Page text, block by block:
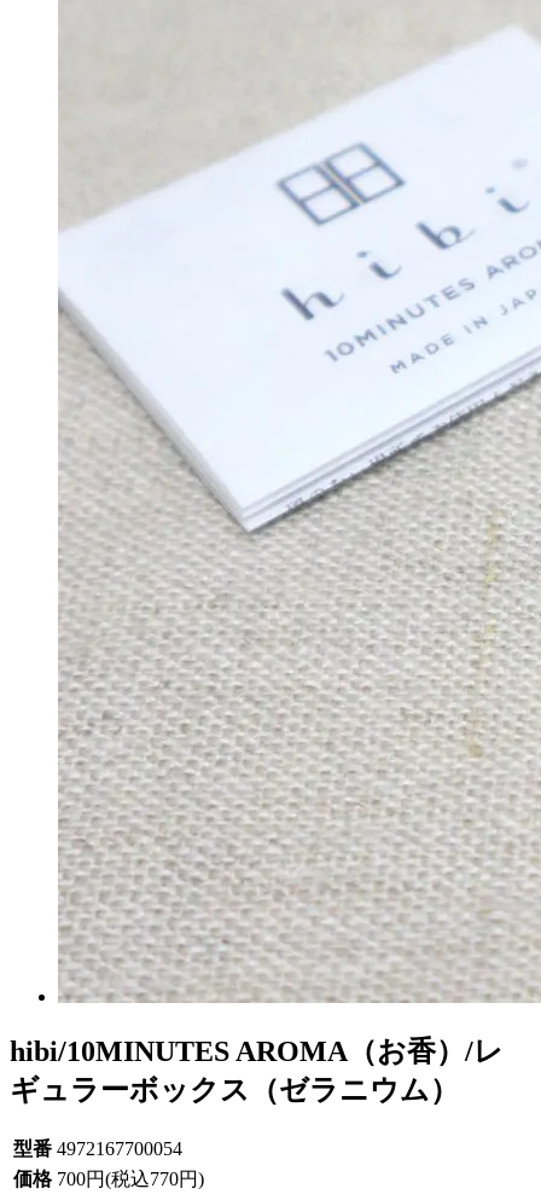
hibi/10MINUTES AROMA（お香）/レ
ギュラーボックス（ゼラニウム）
型番 4972167700054
価格 700円(税込770円)